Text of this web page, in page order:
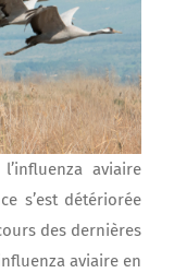
aviaire
s’est détériorée
des dernières
aviaire en